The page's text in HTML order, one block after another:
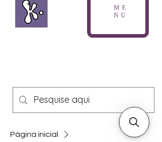
ME
NU
Página inicial